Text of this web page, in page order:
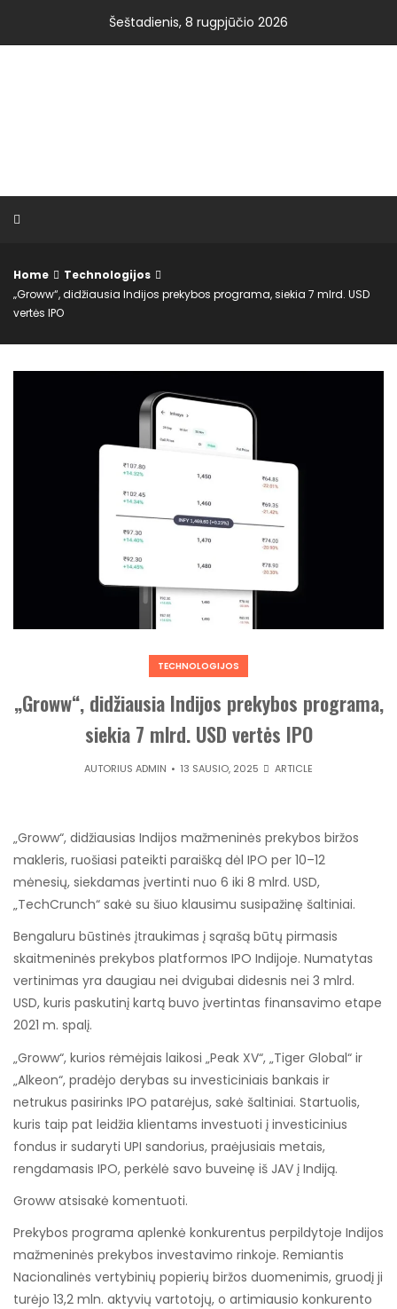
content
Šeštadienis, 8 rugpjūčio 2026
Home
Technologijos
„Groww“, didžiausia Indijos prekybos programa, siekia 7 mlrd. USD
vertės IPO
TECHNOLOGIJOS
„Groww“, didžiausia Indijos prekybos programa,
siekia 7 mlrd. USD vertės IPO
AUTORIUSADMIN 13 SAUSIO, 2025 ARTICLE
„Groww“, didžiausias Indijos mažmeninės prekybos biržos
makleris, ruošiasi pateikti paraišką dėl IPO per 10–12
mėnesių, siekdamas įvertinti nuo 6 iki 8 mlrd. USD,
„TechCrunch“ sakė su šiuo klausimu susipažinę šaltiniai.
Bengaluru būstinės įtraukimas į sąrašą būtų pirmasis
skaitmeninės prekybos platformos IPO Indijoje. Numatytas
vertinimas yra daugiau nei dvigubai didesnis nei 3 mlrd.
USD, kuris paskutinį kartą buvo įvertintas finansavimo etape
2021 m. spalį.
„Groww“, kurios rėmėjais laikosi „Peak XV“, „Tiger Global“ ir
„Alkeon“, pradėjo derybas su investiciniais bankais ir
netrukus pasirinks IPO patarėjus, sakė šaltiniai. Startuolis,
kuris taip pat leidžia klientams investuoti į investicinius
fondus ir sudaryti UPI sandorius, praėjusiais metais,
rengdamasis IPO, perkėlė savo buveinę iš JAV į Indiją.
Groww atsisakė komentuoti.
Prekybos programa aplenkė konkurentus perpildytoje Indijos
mažmeninės prekybos investavimo rinkoje. Remiantis
Nacionalinės vertybinių popierių biržos duomenimis, gruodį ji
turėjo 13,2 mln. aktyvių vartotojų, o artimiausio konkurento